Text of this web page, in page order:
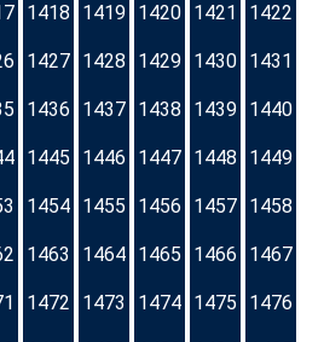
1418 1419 1420 1421 1422
1427 1428 1429 1430 1431
1436 1437 1438 1439 1440
1445 1446 1447 1448 1449
1454 1455 1456 1457 1458
1463 1464 1465 1466 1467
1472 1473 1474 1475 1476